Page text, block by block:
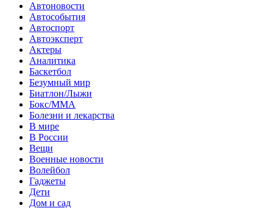
Автоновости
Автособытия
Автоспорт
Автоэксперт
Актеры
Аналитика
Баскетбол
Безумный мир
Биатлон/Лыжи
Бокс/MMA
Болезни и лекарства
В мире
В России
Вещи
Военные новости
Волейбол
Гаджеты
Дети
Дом и сад